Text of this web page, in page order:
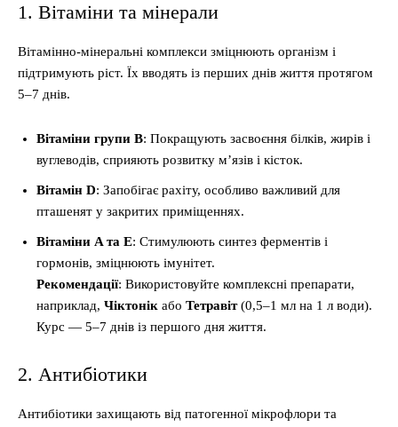
1. Вітаміни та мінерали
Вітамінно-мінеральні комплекси зміцнюють організм і
підтримують ріст. Їх вводять із перших днів життя протягом
5–7 днів.
Вітаміни групи B: Покращують засвоєння білків, жирів і
вуглеводів, сприяють розвитку м’язів і кісток.
Вітамін D: Запобігає рахіту, особливо важливий для
пташенят у закритих приміщеннях.
Вітаміни A та E: Стимулюють синтез ферментів і
гормонів, зміцнюють імунітет.
Рекомендації: Використовуйте комплексні препарати,
наприклад, Чіктонік або Тетравіт(0,5–1 мл на 1 л води).
Курс — 5–7 днів із першого дня життя.
2. Антибіотики
Антибіотики захищають від патогенної мікрофлори та